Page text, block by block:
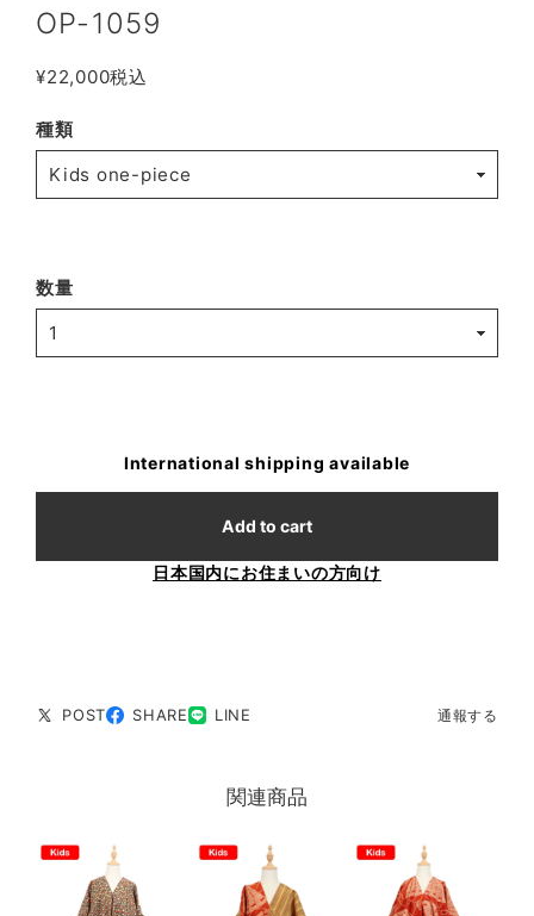
OP-1059
¥22,000税込
種類
数量
International shipping available
Add to cart
日本国内にお住まいの方向け
POST SHARE LINE 通報する
関連商品